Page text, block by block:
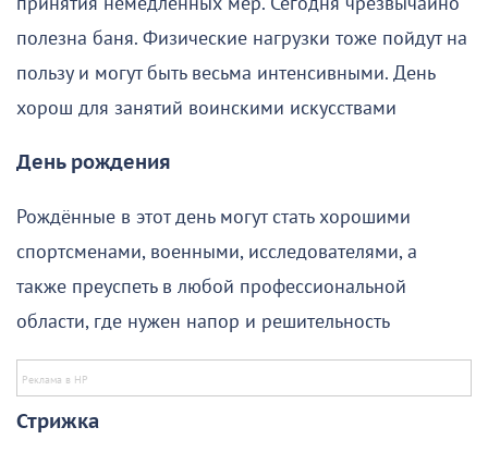
полезна баня. Физические нагрузки тоже пойдут на
пользу и могут быть весьма интенсивными. День
хорош для занятий воинскими искусствами
День рождения
Рождённые в этот день могут стать хорошими
спортсменами, военными, исследователями, а
также преуспеть в любой профессиональной
области, где нужен напор и решительность
Стрижка